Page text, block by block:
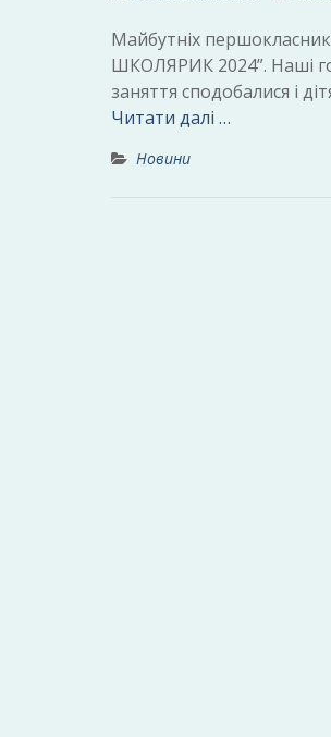
Майбутніх
ШКОЛЯРИК 2024”. Наші
заняття сподобалися і
Читати далі …
Новини